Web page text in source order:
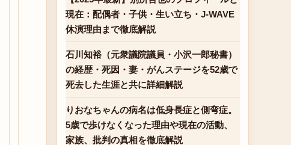
現在：配偶者・子供・生い立ち・J-WAVE
休演理由まで徹底解説
石川知裕（元衆議院議員・小沢一郎秘書）
の経歴・死因・妻・がんステージを52歳で
死去した生涯と共に詳細解説
りおなちゃんの病名は低身長症と側弯症。
5歳で歩けなくなった理由や現在の活動、
家族、批判の真相を徹底解説